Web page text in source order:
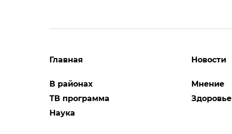
Главная
В районах
ТВ программа
Наука
Новости
Мнение
Здоровье